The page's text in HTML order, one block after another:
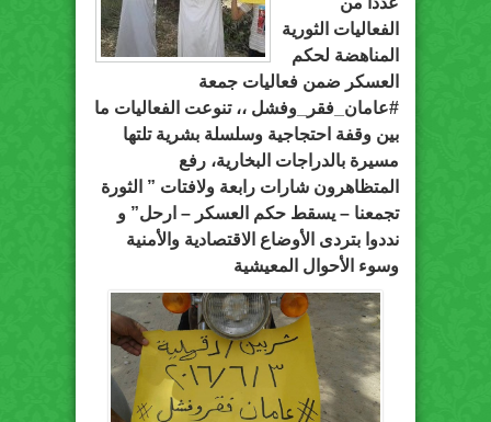
الفعاليات الثورية
المناهضة لحكم
العسكر ضمن فعاليات جمعة
‫#‏عامان_فقر_وفشل‬ ،، تنوعت الفعاليات ما
بين وقفة احتجاجية وسلسلة بشرية تلتها
مسيرة بالدراجات البخارية، رفع
المتظاهرون شارات رابعة ولافتات ” الثورة
تجمعنا – يسقط حكم العسكر – ارحل” و
نددوا بتردى الأوضاع الاقتصادية والأمنية
وسوء الأحوال المعيشية